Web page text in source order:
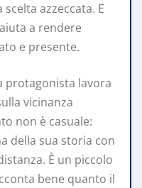
azzeccata. E
a rendere
e presente.
protagonista lavora
vicinanza
non è casuale:
della sua storia con
È un piccolo
bene quanto il